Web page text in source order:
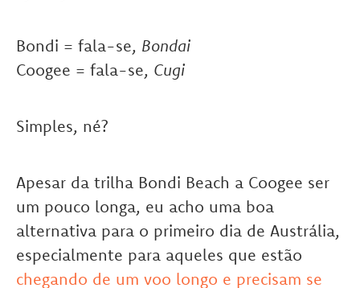
Bondi = fala-se, Bondai
Coogee = fala-se, Cugi
Simples, né?
Apesar da trilha Bondi Beach a Coogee ser
um pouco longa, eu acho uma boa
alternativa para o primeiro dia de Austrália,
especialmente para aqueles que estão
chegando de um voo longo e precisam se